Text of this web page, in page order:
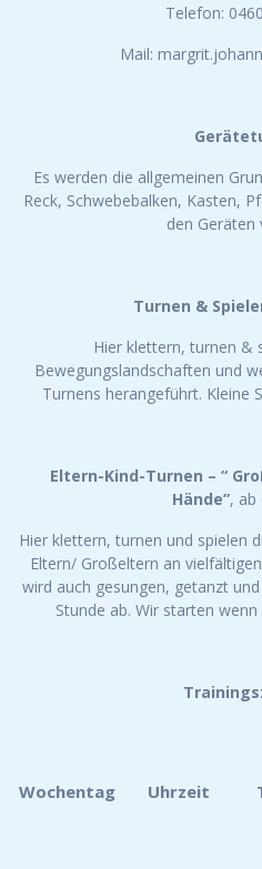
Telefon:
Mail:
Es werden die allgemeinen
Reck, Schwebebalken, Kasten,
den Geräten
Turnen &
Hier klettern, turnen &
Bewegungslandschaften und
Turnens herangeführt. Kleine
Eltern-Kind-Turnen – “
Hände”, ab
Hier klettern, turnen und spielen
Eltern/ Großeltern an
wird auch gesungen, getanzt
Stunde ab. Wir starten
Wochentag Uhrzeit